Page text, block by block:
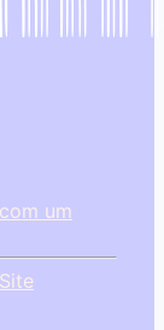
um